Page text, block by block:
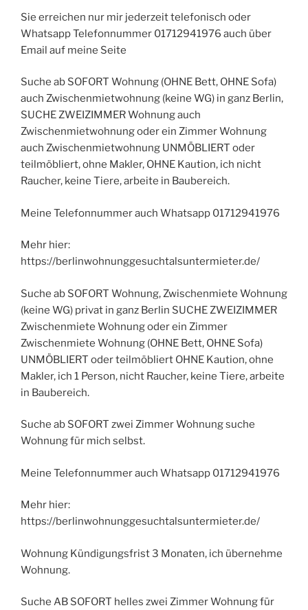
Sie erreichen nur mir jederzeit telefonisch oder
Whatsapp Telefonnummer 01712941976 auch über
Email auf meine Seite
Suche ab SOFORT Wohnung (OHNE Bett, OHNE Sofa)
auch Zwischenmietwohnung (keine WG) in ganz Berlin,
SUCHE ZWEIZIMMER Wohnung auch
Zwischenmietwohnung oder ein Zimmer Wohnung
auch Zwischenmietwohnung UNMÖBLIERT oder
teilmöbliert, ohne Makler, OHNE Kaution, ich nicht
Raucher, keine Tiere, arbeite in Baubereich.
Meine Telefonnummer auch Whatsapp 01712941976
Mehr hier:
https://berlinwohnunggesuchtalsuntermieter.de/
Suche ab SOFORT Wohnung, Zwischenmiete Wohnung
(keine WG) privat in ganz Berlin SUCHE ZWEIZIMMER
Zwischenmiete Wohnung oder ein Zimmer
Zwischenmiete Wohnung (OHNE Bett, OHNE Sofa)
UNMÖBLIERT oder teilmöbliert OHNE Kaution, ohne
Makler, ich 1 Person, nicht Raucher, keine Tiere, arbeite
in Baubereich.
Suche ab SOFORT zwei Zimmer Wohnung suche
Wohnung für mich selbst.
Meine Telefonnummer auch Whatsapp 01712941976
Mehr hier:
https://berlinwohnunggesuchtalsuntermieter.de/
Wohnung Kündigungsfrist 3 Monaten, ich übernehme
Wohnung.
Suche AB SOFORT helles zwei Zimmer Wohnung für